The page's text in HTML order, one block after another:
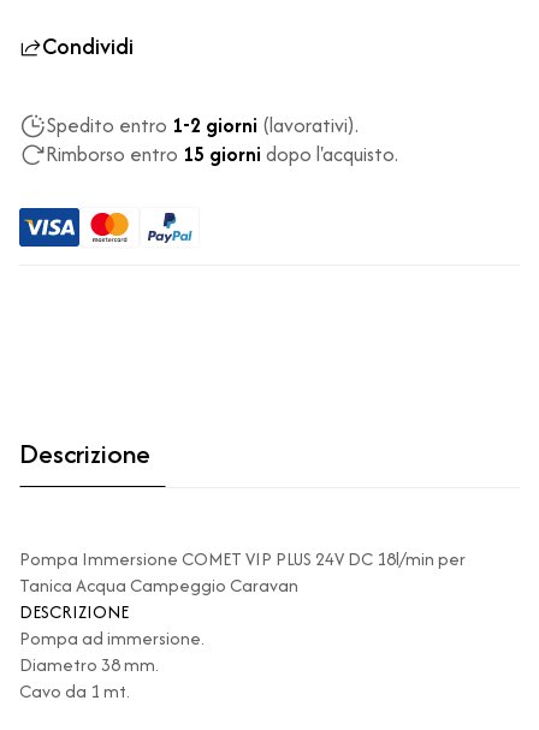
Condividi
Spedito entro 1-2 giorni (lavorativi).
Rimborso entro 15 giorni dopo l'acquisto.
Descrizione
Pompa Immersione COMET VIP PLUS 24V DC 18l/min per
Tanica Acqua Campeggio Caravan
DESCRIZIONE
Pompa ad immersione.
Diametro 38 mm.
Cavo da 1 mt.